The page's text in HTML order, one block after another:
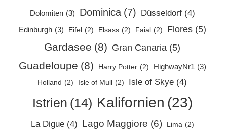
Dolomiten (3) Dominica (7) Düsseldorf (4)
Edinburgh (3) Eifel (2) Elsass (2) Faial (2) Flores (5)
Gardasee (8) Gran Canaria (5)
Guadeloupe (8) Harry Potter (2) HighwayNr1 (3)
Holland (2) Isle of Mull (2) Isle of Skye (4)
Istrien (14) Kalifornien (23)
La Digue (4) Lago Maggiore (6) Lima (2)